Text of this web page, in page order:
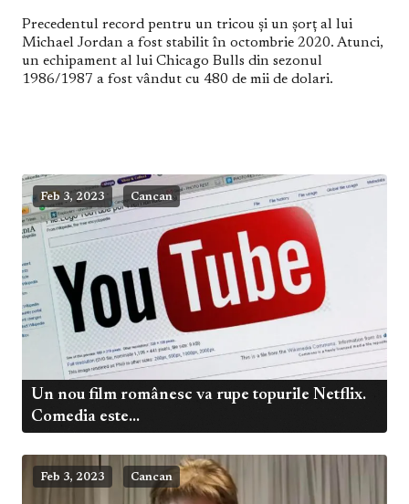
Precedentul record pentru un tricou și un șorț al lui
Michael Jordan a fost stabilit în octombrie 2020. Atunci,
un echipament al lui Chicago Bulls din sezonul
1986/1987 a fost vândut cu 480 de mii de dolari.
Feb 3, 2023 Cancan
Un nou film românesc va rupe topurile Netflix.
Comedia este...
Feb 3, 2023 Cancan